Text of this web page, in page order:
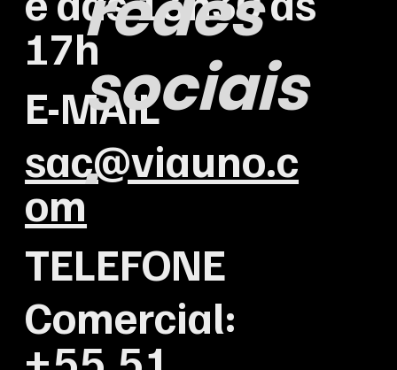
17h
E-MAIL
sac@viauno.c
om
TELEFONE
Comercial:
sociais
.